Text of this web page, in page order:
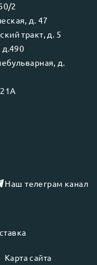
Карта сайта
2
д. 47
тракт, д. 5
д.490
д.
Наш телеграм канал